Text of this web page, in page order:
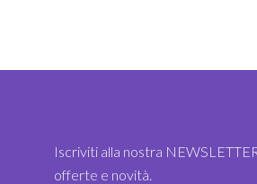
Iscriviti alla nostra
offerte e novità.